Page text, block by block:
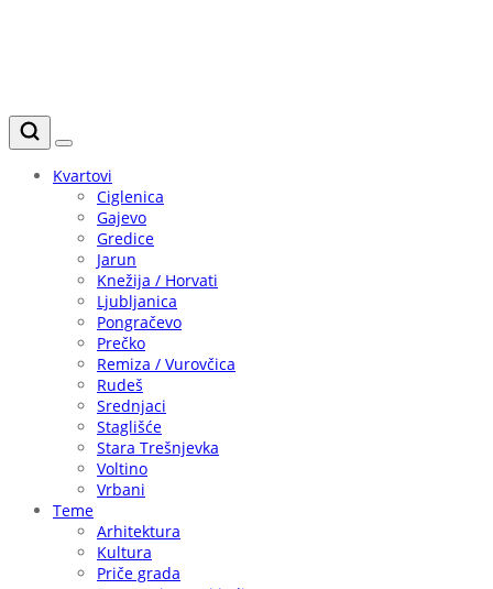
Kvartovi
Ciglenica
Gajevo
Gredice
Jarun
Knežija / Horvati
Ljubljanica
Pongračevo
Prečko
Remiza / Vurovčica
Rudeš
Srednjaci
Staglišće
Stara Trešnjevka
Voltino
Vrbani
Teme
Arhitektura
Kultura
Priče grada